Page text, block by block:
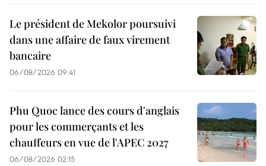
Le président de Mekolor poursuivi
dans une affaire de faux virement
bancaire
06/08/2026 09:41
Phu Quoc lance des cours d'anglais
pour les commerçants et les
chauffeurs en vue de l'APEC 2027
06/08/2026 02:15